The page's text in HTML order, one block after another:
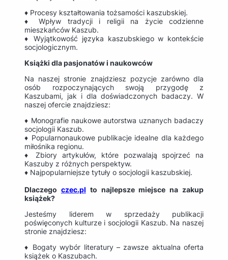
♦ Procesy kształtowania tożsamości kaszubskiej.
♦ Wpływ tradycji i religii na życie codzienne
mieszkańców Kaszub.
♦ Wyjątkowość języka kaszubskiego w kontekście
socjologicznym.
Książki dla pasjonatów i naukowców
Na naszej stronie znajdziesz pozycje zarówno dla
osób rozpoczynających swoją przygodę z
Kaszubami, jak i dla doświadczonych badaczy. W
naszej ofercie znajdziesz:
♦ Monografie naukowe autorstwa uznanych badaczy
socjologii Kaszub.
♦ Popularnonaukowe publikacje idealne dla każdego
miłośnika regionu.
♦ Zbiory artykułów, które pozwalają spojrzeć na
Kaszuby z różnych perspektyw.
♦ Najpopularniejsze tytuły o socjologii kaszubskiej.
Dlaczego czec.pl to najlepsze miejsce na zakup
książek?
Jesteśmy liderem w sprzedaży publikacji
poświęconych kulturze i socjologii Kaszub. Na naszej
stronie znajdziesz:
♦ Bogaty wybór literatury – zawsze aktualna oferta
książek o Kaszubach.